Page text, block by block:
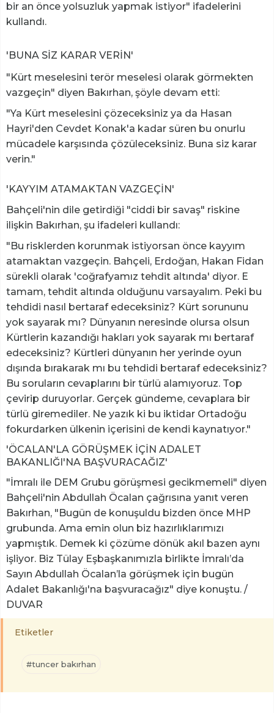
bir an önce yolsuzluk yapmak istiyor" ifadelerini
kullandı.
'BUNA SİZ KARAR VERİN'
"Kürt meselesini terör meselesi olarak görmekten
vazgeçin" diyen Bakırhan, şöyle devam etti:
"Ya Kürt meselesini çözeceksiniz ya da Hasan
Hayri'den Cevdet Konak'a kadar süren bu onurlu
mücadele karşısında çözüleceksiniz. Buna siz karar
verin."
'KAYYIM ATAMAKTAN VAZGEÇİN'
Bahçeli'nin dile getirdiği "ciddi bir savaş" riskine
ilişkin Bakırhan, şu ifadeleri kullandı:
"Bu risklerden korunmak istiyorsan önce kayyım
atamaktan vazgeçin. Bahçeli, Erdoğan, Hakan Fidan
sürekli olarak 'coğrafyamız tehdit altında' diyor. E
tamam, tehdit altında olduğunu varsayalım. Peki bu
tehdidi nasıl bertaraf edeceksiniz? Kürt sorununu
yok sayarak mı? Dünyanın neresinde olursa olsun
Kürtlerin kazandığı hakları yok sayarak mı bertaraf
edeceksiniz? Kürtleri dünyanın her yerinde oyun
dışında bırakarak mı bu tehdidi bertaraf edeceksiniz?
Bu soruların cevaplarını bir türlü alamıyoruz. Top
çevirip duruyorlar. Gerçek gündeme, cevaplara bir
türlü giremediler. Ne yazık ki bu iktidar Ortadoğu
fokurdarken ülkenin içerisini de kendi kaynatıyor."
'ÖCALAN'LA GÖRÜŞMEK İÇİN ADALET
BAKANLIĞI'NA BAŞVURACAĞIZ'
"İmralı ile DEM Grubu görüşmesi gecikmemeli" diyen
Bahçeli'nin Abdullah Öcalan çağrısına yanıt veren
Bakırhan, "Bugün de konuşuldu bizden önce MHP
grubunda. Ama emin olun biz hazırlıklarımızı
yapmıştık. Demek ki çözüme dönük akıl bazen aynı
işliyor. Biz Tülay Eşbaşkanımızla birlikte İmralı’da
Sayın Abdullah Öcalan’la görüşmek için bugün
Adalet Bakanlığı'na başvuracağız" diye konuştu. /
DUVAR
Etiketler
#tuncer bakırhan